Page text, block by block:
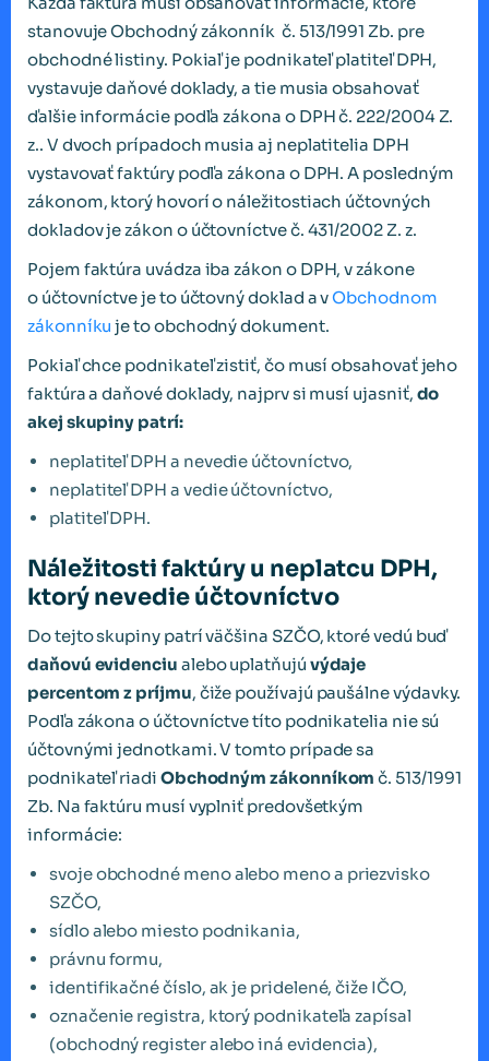
stanovuje Obchodný zákonník č. 513/1991 Zb. pre
obchodné listiny. Pokiaľ je podnikateľ platiteľ DPH,
vystavuje daňové doklady, a tie musia obsahovať
ďalšie informácie podľa zákona o DPH č. 222/2004 Z.
z.. V dvoch prípadoch musia aj neplatitelia DPH
vystavovať faktúry podľa zákona o DPH. A posledným
zákonom, ktorý hovorí o náležitostiach účtovných
dokladov je zákon o účtovníctve č. 431/2002 Z. z.
Pojem faktúra uvádza iba zákon o DPH, v zákone
o účtovníctve je to účtovný doklad a vObchodnom
zákonníku je to obchodný dokument.
Pokiaľ chce podnikateľ zistiť, čo musí obsahovať jeho
faktúra a daňové doklady, najprv si musí ujasniť, do
akej skupiny patrí:
neplatiteľ DPH a nevedie účtovníctvo,
neplatiteľ DPH a vedie účtovníctvo,
platiteľ DPH.
Náležitosti faktúry u neplatcu DPH,
ktorý nevedie účtovníctvo
Do tejto skupiny patrí väčšina SZČO, ktoré vedú buď
daňovú evidenciu alebo uplatňujú výdaje
percentom z príjmu, čiže používajú paušálne výdavky.
Podľa zákona o účtovníctve títo podnikatelia nie sú
účtovnými jednotkami. V tomto prípade sa
podnikateľ riadi Obchodným zákonníkom č. 513/1991
Zb. Na faktúru musí vyplniť predovšetkým
informácie:
svoje obchodné meno alebo meno a priezvisko
SZČO,
sídlo alebo miesto podnikania,
právnu formu,
identifikačné číslo, ak je pridelené, čiže IČO,
označenie registra, ktorý podnikateľa zapísal
(obchodný register alebo iná evidencia),